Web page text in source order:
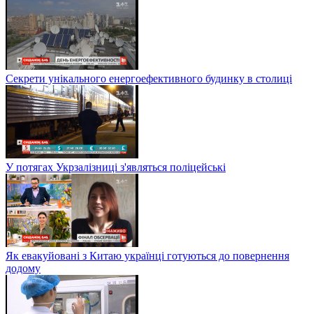
Секрети унікального енергоефективного будинку в столиці
У потягах Укрзалізниці з'являться поліцейські
Як евакуйовані з Китаю українці готуються до повернення
додому